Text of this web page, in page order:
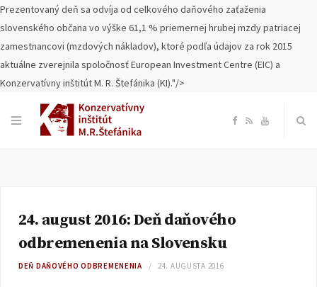
Prezentovaný deň sa odvíja od celkového daňového zaťaženia
slovenského občana vo výške 61,1 % priemernej hrubej mzdy patriacej
zamestnancovi (mzdových nákladov), ktoré podľa údajov za rok 2015
aktuálne zverejnila spoločnosť European Investment Centre (EIC) a
Konzervatívny inštitút M. R. Štefánika (KI)."/>
F R Y
24. august 2016: Deň daňového
odbremenenia na Slovensku
DEŇ DAŇOVÉHO ODBREMENENIA 24. AUGUSTA 2016